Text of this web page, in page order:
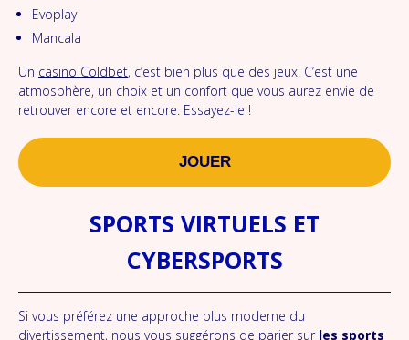
Evoplay
Mancala
Un casino Coldbet, c’est bien plus que des jeux. C’est une
atmosphère, un choix et un confort que vous aurez envie de
retrouver encore et encore. Essayez-le !
JOUER
SPORTS VIRTUELS ET
CYBERSPORTS
Si vous préférez une approche plus moderne du
divertissement, nous vous suggérons de parier sur les sports